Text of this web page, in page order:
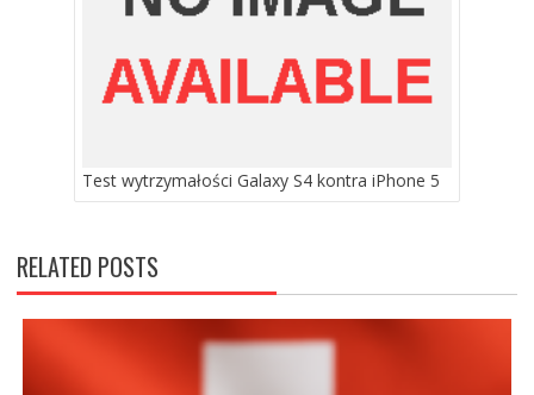
Test wytrzymałości Galaxy S4 kontra iPhone 5
RELATED POSTS